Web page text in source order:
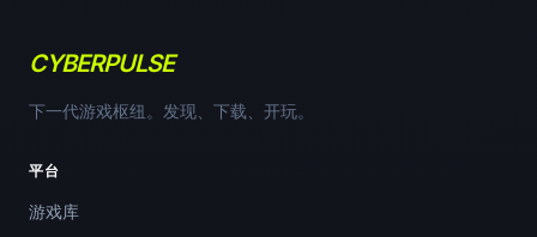
CYBERPULSE
下一代游戏枢纽。发现、下载、开玩。
平台
游戏库